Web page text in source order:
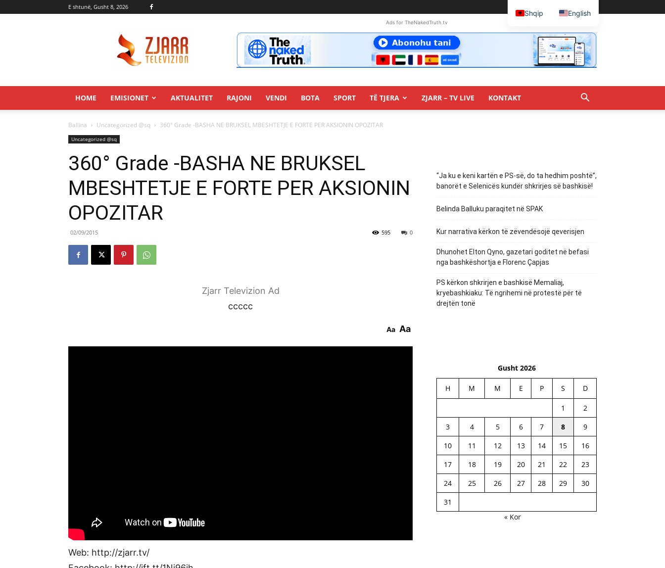
E shtunë, Gusht 8, 2026
Ads for TheNakedTruth.tv
HOME EMISIONET AKTUALITET RAJONI VENDI BOTA SPORT TË TJERA ZJARR – TV LIVE KONTAKT
Ballina Uncategorized @sq 360° Grade -BASHA NE BRUKSEL MBESHTETJE E FORTE PER AKSIONIN OPOZITAR
Uncategorized @sq
360° Grade -BASHA NE BRUKSEL
MBESHTETJE E FORTE PER AKSIONIN
OPOZITAR
02/09/2015 0
595
Zjarr Televizion Ad
ccccc
Aa Aa
Web: http://zjarr.tv/
“Ja ku e keni kartën e PS-së, do ta hedhim poshtë”,
banorët e Selenicës kundër shkrirjes së bashkisë!
Belinda Balluku paraqitet në SPAK
Kur narrativa kërkon të zëvendësojë qeverisjen
Dhunohet Elton Qyno, gazetari goditet në befasi
nga bashkëshortja e Florenc Çapjas
PS kërkon shkrirjen e bashkisë Memaliaj,
kryebashkiaku: Të ngrihemi në protestë për të
drejtën tonë
Gusht 2026
H M M E P S D
1
2
3
4 5 6 7 8
9
10
11 12 13 14 15
16
17
18 19 20 21 22
23
24
25 26 27 28 29
30
31
« Kor
Shqip English